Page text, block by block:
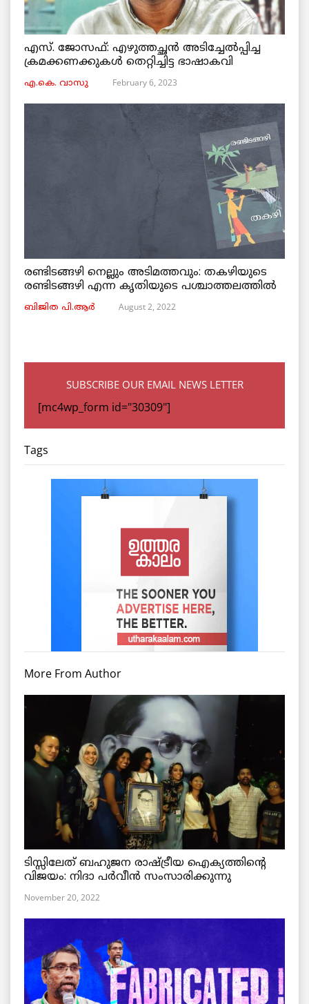
എസ്. ജോസഫ്: എഴുത്തച്ഛൻ അടിച്ചേൽപ്പിച്ച
ക്രമക്കണക്കുകൾ തെറ്റിച്ചിട്ട ഭാഷാകവി
എ.കെ. വാസു February 6, 2023
രണ്ടിടങ്ങഴി നെല്ലും അടിമത്തവും: തകഴിയുടെ
രണ്ടിടങ്ങഴി എന്ന കൃതിയുടെ പശ്ചാത്തലത്തിൽ
ബിജിത പി.ആർ August 2, 2022
SUBSCRIBE OUR EMAIL NEWS LETTER
[mc4wp_form id="30309"]
Tags
More From Author
ടിസ്സിലേത് ബഹുജന രാഷ്ട്രീയ ഐക്യത്തിന്റെ
വിജയം: നിദാ പർവീൻ സംസാരിക്കുന്നു
November 20, 2022